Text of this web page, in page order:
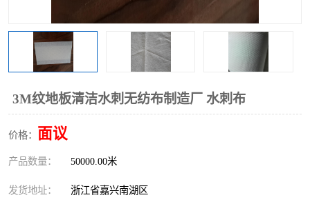
3M纹地板清洁水刺无纺布制造厂 水刺布
价格： 面议
产品数量： 50000.00米
发货地址： 浙江省嘉兴南湖区